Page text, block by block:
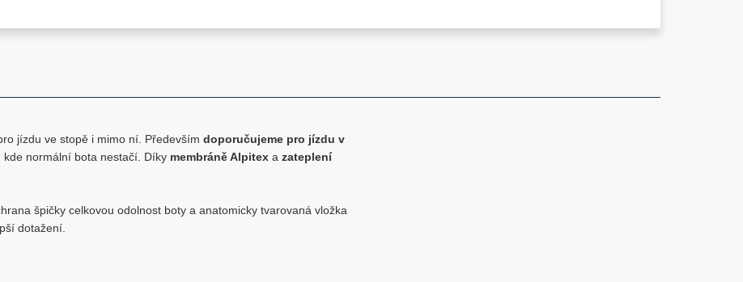
jízdu ve stopě i mimo ní. Především doporučujeme pro jízdu v
kde normální bota nestačí. Díky membráně Alpitex a zateplení
špičky celkovou odolnost boty a anatomicky tvarovaná vložka
dotažení.